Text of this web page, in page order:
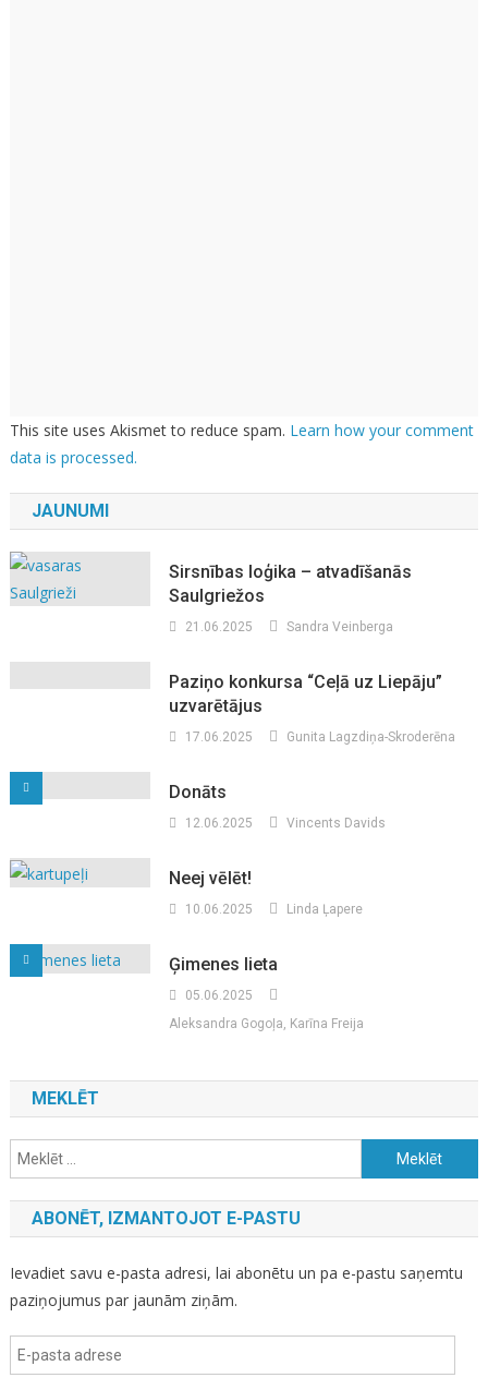
This site uses Akismet to reduce spam. Learn how your comment
data is processed.
JAUNUMI
Sirsnības loģika – atvadīšanās
Saulgriežos
21.06.2025 Sandra Veinberga
Paziņo konkursa “Ceļā uz Liepāju”
uzvarētājus
17.06.2025 Gunita Lagzdiņa-Skroderēna
Donāts
12.06.2025 Vincents Davids
Neej vēlēt!
10.06.2025 Linda Ļapere
Ģimenes lieta
05.06.2025
Aleksandra Gogoļa, Karīna Freija
MEKLĒT
Meklēt:
ABONĒT, IZMANTOJOT E-PASTU
Ievadiet savu e-pasta adresi, lai abonētu un pa e-pastu saņemtu
paziņojumus par jaunām ziņām.
E-
pasta